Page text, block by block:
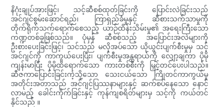
နိဂုံးချုပ်အားဖြင့်၊ သင့်ဆီစစ်ထုတ်ခြင်းကို ပြောင်းလဲခြင်းသည်
အင်ဂျင်စွမ်းဆောင်ရည်၊ ကြာရှည်ခံမှုနှင့် ဆီစားသက်သာမှုကို
တိုက်ရိုက်သက်ရောက်စေသည့် ယာဉ်ထိန်းသိမ်းမှု၏ အရေးကြီးသော
ကဏ္ဍတစ်ခုဖြစ်သည်။ ပုံမှန် ဆီစစ်သည့် အပြောင်းအလဲများကို
ဦးစားပေးခြင်းဖြင့်၊ သင်သည် မလိုအပ်သော ယိုယွင်းပျက်စီးမှုမှ သင့်
အင်ဂျင်ကို ကာကွယ်ပေးပြီး၊ ပျက်စီးမှုအန္တရာယ်ကို လျှော့ချကာ ပိုမို
ကျန်းမာပြီး ပိုမိုထိရောက်သော ကားတစ်စီးကို မြှင့်တင်ပေးပါသည်။
ဆီဇကာပြောင်းခြင်းကဲ့သို့သော သေးငယ်သော ကြိုတင်ကာကွယ်မှု
အတိုင်းအတာသည် အင်ဂျင်ပြဿနာများနှင့် ဆက်စပ်နေသော နောင်
လာမည့် ခေါင်းကိုက်ခြင်းနှင့် ကုန်ကျစရိတ်များမှ သင့်ကို ကယ်တင်
နိုင်သည် ။